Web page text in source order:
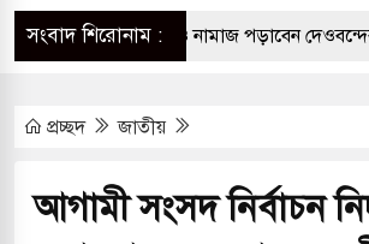
সংবাদ শিরোনাম :
জুমার বয়ান ও নামাজ পড়াবেন দেওবন্দের
ছাড়লেন জনপ্রিয় ভারতীয় সাংবাদিক ময়ূখ রঞ্জন
অ্যারেস্ট আবেদন, বরগুনার এসআইয়ের বিরুদ্ধে
প্রচ্ছদ জাতীয়
আগামী সংসদ নির্বাচন